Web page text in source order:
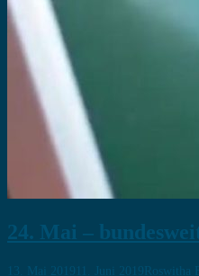
24. Mai –
13. Mai 2019 11. Juni 2019 Roswitha